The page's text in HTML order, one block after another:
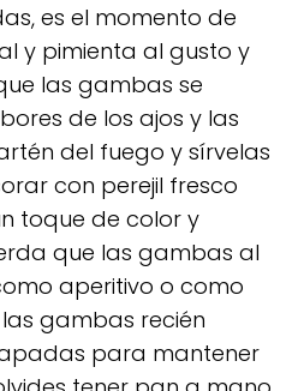
es el momento de
y pimienta al gusto y
las gambas se
de los ajos y las
del fuego y sírvelas
con perejil fresco
toque de color y
que las gambas al
aperitivo o como
gambas recién
para mantener